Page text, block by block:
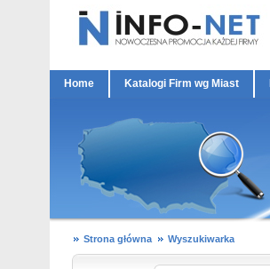
Home Katalogi Firm wg Miast
Strona główna Wyszukiwarka